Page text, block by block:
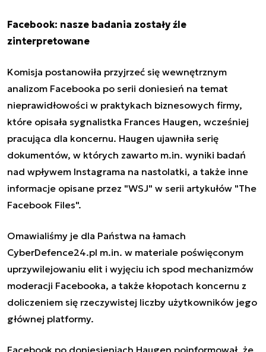
Facebook: nasze badania zostały źle
zinterpretowane
Komisja postanowiła przyjrzeć się wewnętrznym
analizom Facebooka po serii doniesień na temat
nieprawidłowości w praktykach biznesowych firmy,
które opisała sygnalistka Frances Haugen, wcześniej
pracująca dla koncernu. Haugen ujawniła serię
dokumentów, w których zawarto m.in. wyniki badań
nad wpływem Instagrama na nastolatki, a także inne
informacje opisane przez "WSJ" w serii artykułów "The
Facebook Files".
Omawialiśmy je dla Państwa na łamach
CyberDefence24.pl m.in. w materiale poświęconym
uprzywilejowaniu elit i wyjęciu ich spod mechanizmów
moderacji Facebooka, a także kłopotach koncernu z
doliczeniem się rzeczywistej liczby użytkowników jego
głównej platformy.
Facebook po doniesieniach Haugen poinformował, że